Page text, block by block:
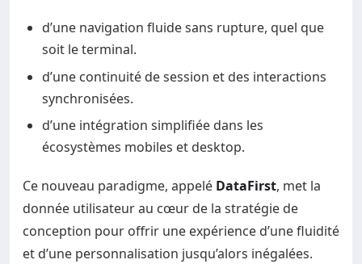
d’une navigation fluide sans rupture, quel que
soit le terminal.
d’une continuité de session et des interactions
synchronisées.
d’une intégration simplifiée dans les
écosystèmes mobiles et desktop.
Ce nouveau paradigme, appelé DataFirst, met la
donnée utilisateur au cœur de la stratégie de
conception pour offrir une expérience d’une fluidité
et d’une personnalisation jusqu’alors inégalées.